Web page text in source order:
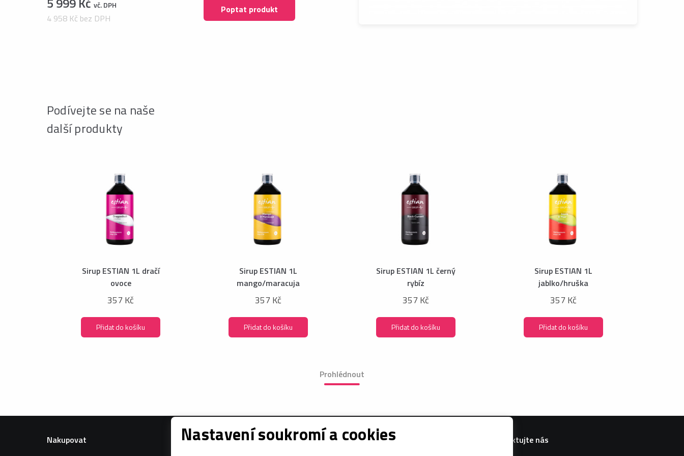
Nastavení soukromí a cookies
vč. DPH
4 958 Kč bez DPH
Poptat produkt
Podívejte se na naše
další produkty
Sirup ESTIAN 1L dračí
ovoce
357 Kč
Přidat do košíku
Sirup ESTIAN 1L
mango/maracuja
357 Kč
Přidat do košíku
Sirup ESTIAN 1L černý
rybíz
357 Kč
Přidat do košíku
Sirup ESTIAN 1L
jablko/hruška
357 Kč
Přidat do košíku
Prohlédnout
Nakupovat Informace o nákupu Sociální sítě Kontaktujte nás